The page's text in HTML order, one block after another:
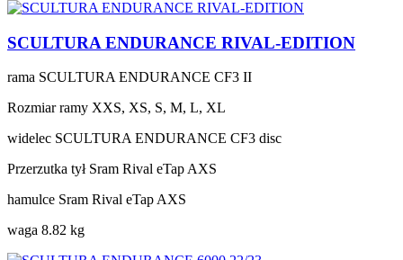
SCULTURA ENDURANCE RIVAL-EDITION
rama SCULTURA ENDURANCE CF3 II
Rozmiar ramy XXS, XS, S, M, L, XL
widelec SCULTURA ENDURANCE CF3 disc
Przerzutka tył Sram Rival eTap AXS
hamulce Sram Rival eTap AXS
waga 8.82 kg